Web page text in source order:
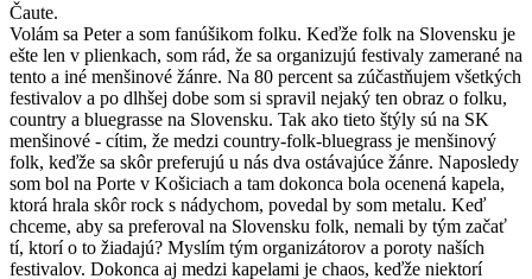
Čaute.
Volám sa Peter a som fanúšikom folku. Keďže folk na Slovensku je
ešte len v plienkach, som rád, že sa organizujú festivaly zamerané na
tento a iné menšinové žánre. Na 80 percent sa zúčastňujem všetkých
festivalov a po dlhšej dobe som si spravil nejaký ten obraz o folku,
country a bluegrasse na Slovensku. Tak ako tieto štýly sú na SK
menšinové - cítim, že medzi country-folk-bluegrass je menšinový
folk, keďže sa skôr preferujú u nás dva ostávajúce žánre. Naposledy
som bol na Porte v Košiciach a tam dokonca bola ocenená kapela,
ktorá hrala skôr rock s nádychom, povedal by som metalu. Keď
chceme, aby sa preferoval na Slovensku folk, nemali by tým začať
tí, ktorí o to žiadajú? Myslím tým organizátorov a poroty naších
festivalov. Dokonca aj medzi kapelami je chaos, keďže niektorí